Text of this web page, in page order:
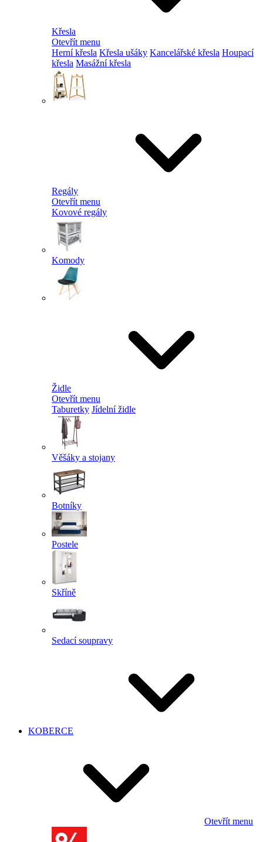
Křesla
Otevřít menu
Herní křesla Křesla ušáky Kancelářské křesla Houpací
křesla Masážní křesla
Regály
Otevřít menu
Kovové regály
Komody
Židle
Otevřít menu
Taburetky Jídelní židle
Věšáky a stojany
Botníky
Postele
Skříně
Sedací soupravy
KOBERCE
Otevřít menu